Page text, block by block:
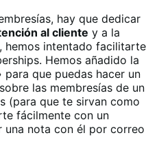
hay que dedicar
al cliente y a la
hemos intentado facilitarte
Hemos añadido la
que puedas hacer un
las membresías de un
(para que te sirvan como
fácilmente con un
nota con él por correo